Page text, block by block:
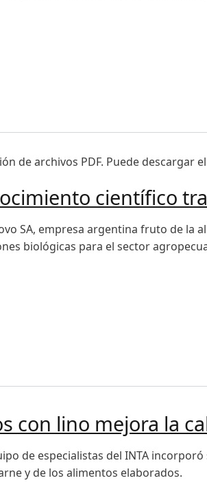
de archivos PDF. Puede descargar
científico
SA, empresa argentina fruto de la
biológicas para el sector
con lino mejora la
de especialistas del INTA
y de los alimentos elaborados.